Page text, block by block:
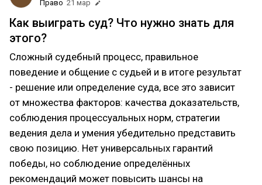
Право 21 мар
Как выиграть суд? Что нужно знать для
этого?
Сложный судебный процесс, правильное
поведение и общение с судьей и в итоге результат
- решение или определение суда, все это зависит
от множества факторов: качества доказательств,
соблюдения процессуальных норм, стратегии
ведения дела и умения убедительно представить
свою позицию. Нет универсальных гарантий
победы, но соблюдение определённых
рекомендаций может повысить шансы на